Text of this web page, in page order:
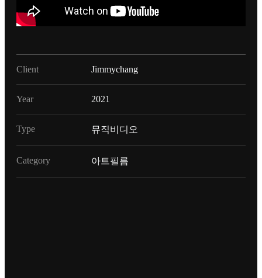
Client Jimmychang
Year 2021
Type 뮤직비디오
Category 아트필름